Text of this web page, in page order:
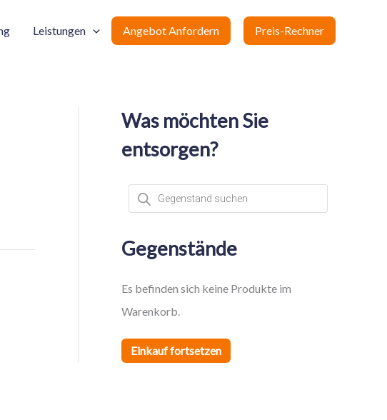
Leistungen Angebot Anfordern Preis-Rechner
Was möchten Sie
entsorgen?
P
d
c
t
e
a
r
c
Gegenstände
Es befinden sich keine Produkte im
Warenkorb.
Einkauf fortsetzen